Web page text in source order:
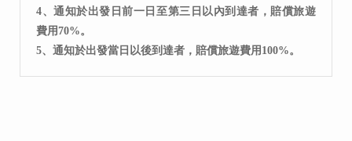
4、通知於出發日前一日至第三日以內到達者，賠償旅遊
費用70%。
5、通知於出發當日以後到達者，賠償旅遊費用100%。